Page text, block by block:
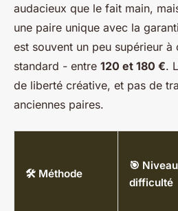
audacieux que le fait main,
une paire unique avec la
est souvent un peu supérieur à
standard - entre 120 et 180 €.
de liberté créative, et pas de
anciennes paires.
🛠️ Méthode
🎯
difficulté